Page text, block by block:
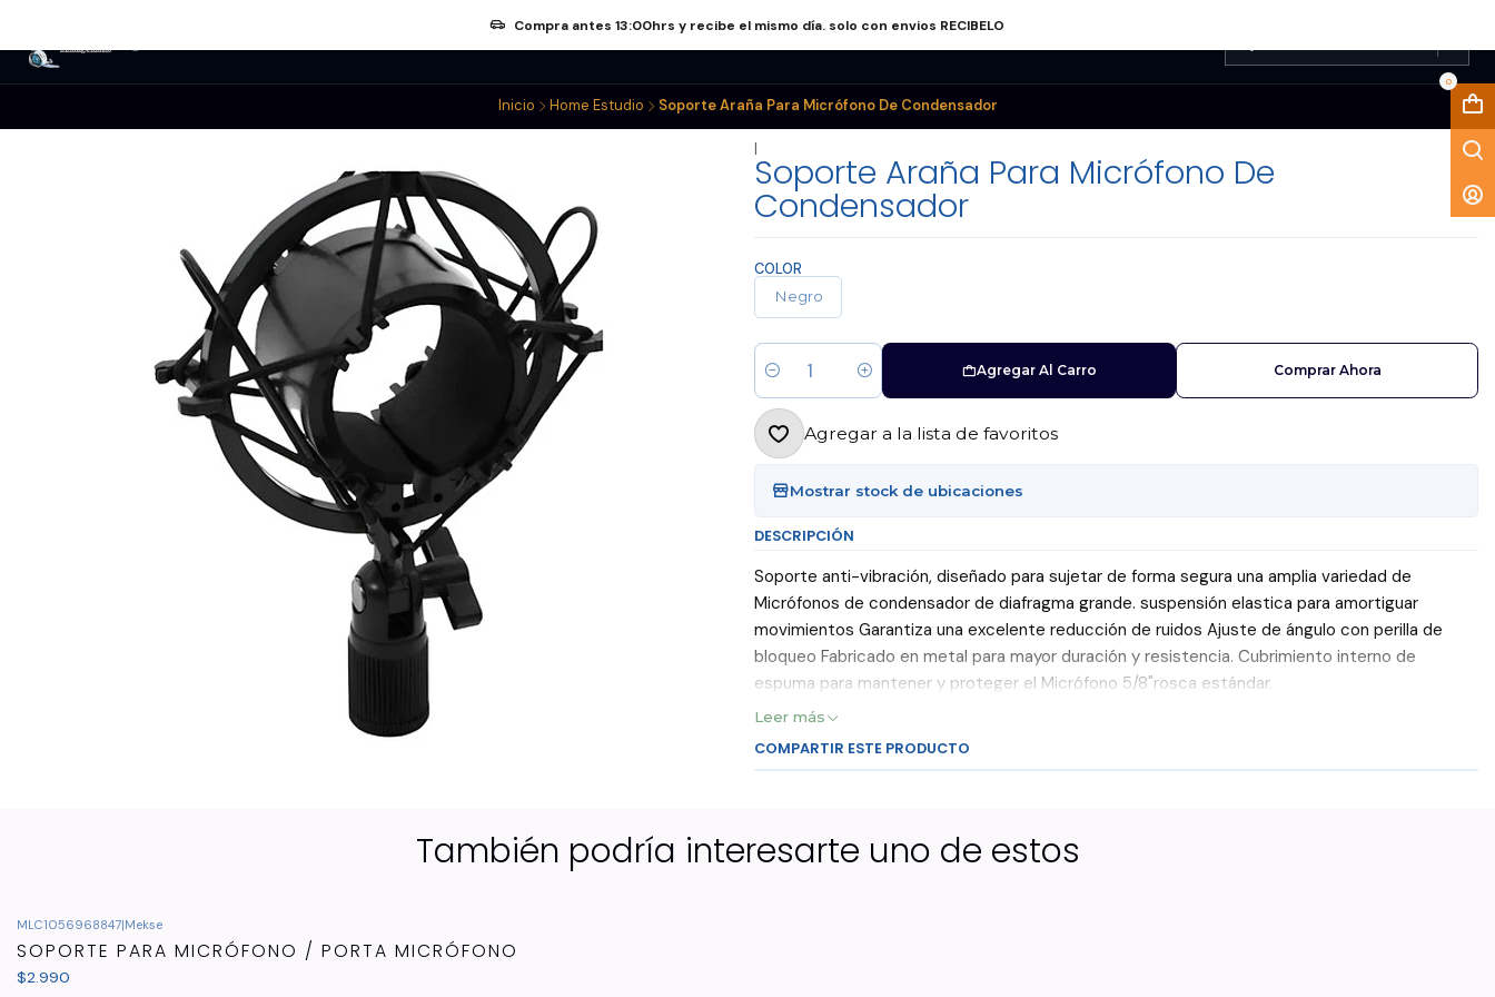
0
Compra antes 13:00hrs y recibe el mismo día. solo con envios RECIBELO
Inicio Home Estudio Soporte Araña Para Micrófono De Condensador
|
Soporte Araña Para Micrófono De
Condensador
COLOR
Negro
Cantidad
Agregar Al Carro Comprar Ahora
Agregar a la lista de favoritos
Mostrar stock de ubicaciones
DESCRIPCIÓN
Soporte anti-vibración, diseñado para sujetar de forma segura una amplia variedad de
Micrófonos de condensador de diafragma grande. suspensión elastica para amortiguar
movimientos Garantiza una excelente reducción de ruidos Ajuste de ángulo con perilla de
bloqueo Fabricado en metal para mayor duración y resistencia. Cubrimiento interno de
espuma para mantener y proteger el Micrófono 5/8"rosca estándar.
Leer más
COMPARTIR ESTE PRODUCTO
También podría interesarte uno de estos
MLC1056968847|Mekse
SOPORTE PARA MICRÓFONO / PORTA MICRÓFONO
$2.990